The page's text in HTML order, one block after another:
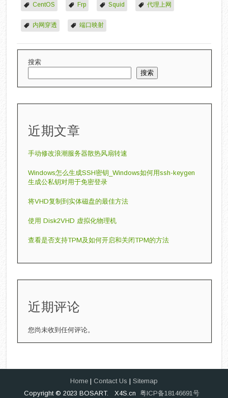
CentOS Frp Squid 代理上网
内网穿透 端口映射
搜索
搜索
近期文章
手动修改‌浪潮服务器散热风扇转速
Windows怎么生成SSH密钥_Windows如何用ssh-keygen
生成公私钥对用于免密登录
将VHD复制到实体磁盘的最佳方法
使用 Disk2VHD 虚拟化物理机
查看是否支持TPM及如何开启和关闭TPM的方法
近期评论
您尚未收到任何评论。
Home| Contact Us | Sitemap
Copyright © 2023 BOSART. X4S.cn粤ICP备18146691号